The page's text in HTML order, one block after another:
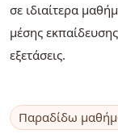
σε ιδιαίτερα
μέσης
εξετάσεις.
Παραδίδω